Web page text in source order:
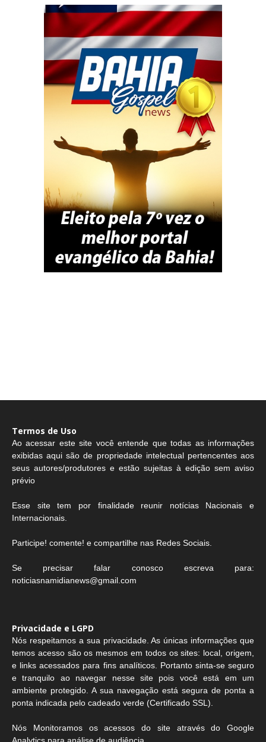
Termos de Uso
Ao acessar este site você entende que todas as informações
exibidas aqui são de propriedade intelectual pertencentes aos
seus autores/produtores e estão sujeitas à edição sem aviso
prévio
Esse site tem por finalidade reunir notícias Nacionais e
Internacionais.
Participe! comente! e compartilhe nas Redes Sociais.
Se precisar falar conosco escreva para:
noticiasnamidianews@gmail.com
Privacidade e LGPD
Nós respeitamos a sua privacidade. As únicas informações que
temos acesso são os mesmos em todos os sites: local, origem,
e links acessados para fins analíticos. Portanto sinta-se seguro
e tranquilo ao navegar nesse site pois você está em um
ambiente protegido. A sua navegação está segura de ponta a
ponta indicada pelo cadeado verde (Certificado SSL).
Nós Monitoramos os acessos do site através do Google